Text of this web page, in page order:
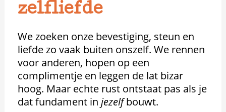
zelfliefde
We zoeken onze bevestiging, steun en
liefde zo vaak buiten onszelf. We rennen
voor anderen, hopen op een
complimentje en leggen de lat bizar
hoog. Maar echte rust ontstaat pas als je
dat fundament in jezelfbouwt.